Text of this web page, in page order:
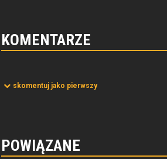
KOMENTARZE
skomentuj jako pierwszy
POWIĄZANE